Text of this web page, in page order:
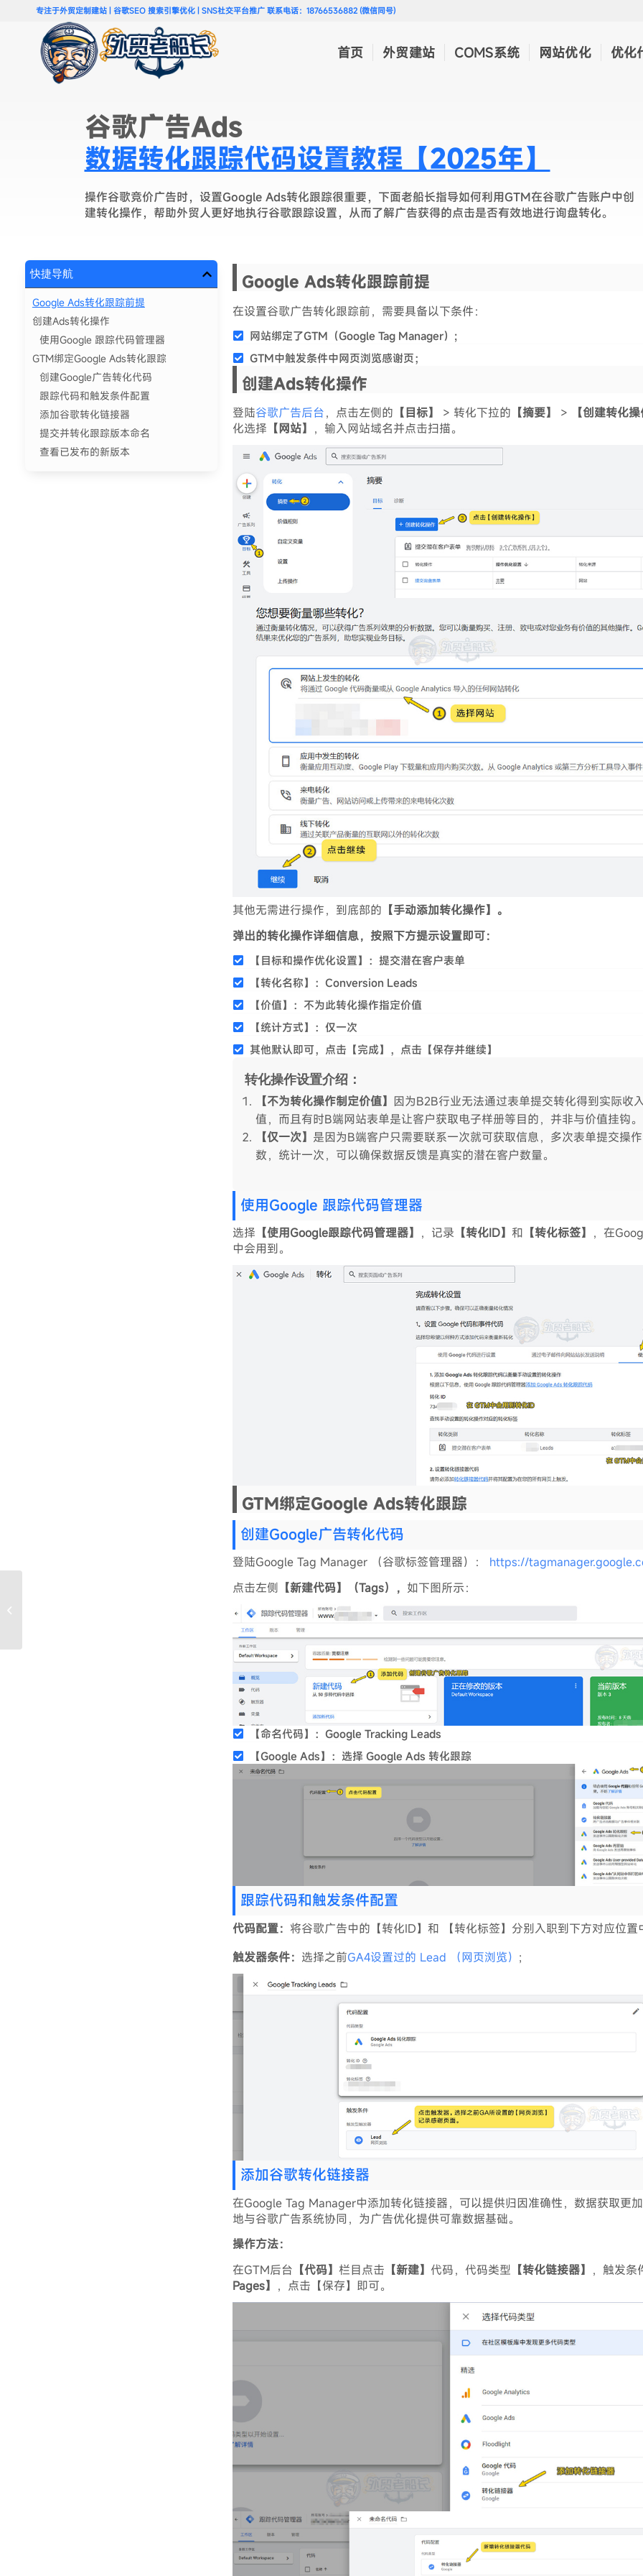
专注于外贸定制建站 | 谷歌SEO 搜索引擎优化 | SNS社交平台推广 联系电话：18766536882 (微信同号)
首页 外贸建站 COMS系统 网站优化 优化
谷歌广告Ads
数据转化跟踪代码设置教程【2025年】
操作谷歌竞价广告时，设置Google Ads转化跟踪很重要，下面老船长指导如何利用GTM在谷歌广告账户中创
建转化操作，帮助外贸人更好地执行谷歌跟踪设置，从而了解广告获得的点击是否有效地进行询盘转化。
快捷导航
Google Ads转化跟踪前提
创建Ads转化操作
使用Google 跟踪代码管理器
GTM绑定Google Ads转化跟踪
创建Google广告转化代码
跟踪代码和触发条件配置
添加谷歌转化链接器
提交并转化跟踪版本命名
查看已发布的新版本
Google Ads转化跟踪前提
在设置谷歌广告转化跟踪前，需要具备以下条件：
网站绑定了GTM（Google Tag Manager）;
GTM中触发条件中网页浏览感谢页；
创建Ads转化操作
登陆谷歌广告后台，点击左侧的 【目标】 > 转化下拉的 【摘要】 >
【创建转化
化选择 【网站】 ，输入网站域名并点击扫描。
其他无需进行操作，到底部的 【手动添加转化操作】。
弹出的转化操作详细信息，按照下方提示设置即可：
【目标和操作优化设置】：提交潜在客户表单
【转化名称】：Conversion Leads
【价值】：不为此转化操作指定价值
【统计方式】：仅一次
其他默认即可，点击【完成】，点击【保存并继续】
转化操作设置介绍：
【不为转化操作制定价值】 因为B2B行业无法通过表单提交转化得到实际收
值，而且有时B端网站表单是让客户获取电子样册等目的，并非与价值挂钩。
【仅一次】 是因为B端客户只需要联系一次就可获取信息，多次表单提交操
数，统计一次，可以确保数据反馈是真实的潜在客户数量。
使用Google 跟踪代码管理器
选择 【使用Google跟踪代码管理器】 ，记录 【转化ID】 和 【转化标签】
，在
中会用到。
GTM绑定Google Ads转化跟踪
创建Google广告转化代码
登陆Google Tag Manager （谷歌标签管理器）： https://
点击左侧 【新建代码】（Tags）， 如下图所示：
【命名代码】：Google Tracking Leads
【Google Ads】：选择 Google Ads 转化跟踪
跟踪代码和触发条件配置
代码配置： 将谷歌广告中的【转化ID】和 【转化标签】分别入职到下方对应位置
触发器条件： 选择之前GA4设置过的 Lead （网页浏览） ;
添加谷歌转化链接器
在Google Tag Manager中添加转化链接器，可以提供归因准确性，数据获取更
地与谷歌广告系统协同，为广告优化提供可靠数据基础。
操作方法：
在GTM后台 【代码】 栏目点击 【新建】 代码，代码类型 【转化链接器】
，触发条
Pages】
，点击【保存】即可。